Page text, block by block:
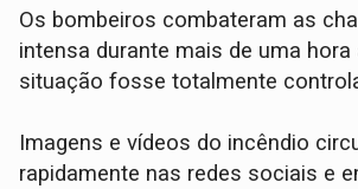
​Os bombeiros combateram as
intensa durante mais de uma hora
situação fosse totalmente
​Imagens e vídeos do incêndio
rapidamente nas redes sociais e